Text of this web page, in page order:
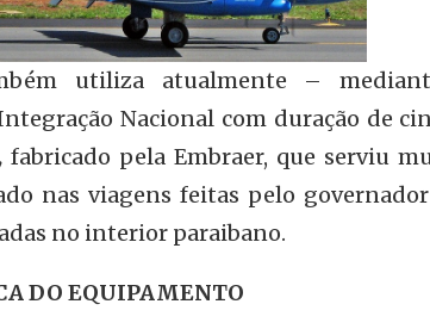
utiliza atualmente –
Nacional com duração de
fabricado pela Embraer, que serviu
nas viagens feitas pelo
no interior paraibano.
DO EQUIPAMENTO